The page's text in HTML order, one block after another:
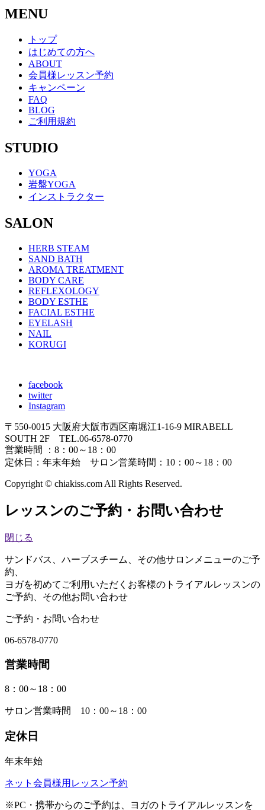
MENU
トップ
はじめての方へ
ABOUT
会員様レッスン予約
キャンペーン
FAQ
BLOG
ご利用規約
STUDIO
YOGA
岩盤YOGA
インストラクター
SALON
HERB STEAM
SAND BATH
AROMA TREATMENT
BODY CARE
REFLEXOLOGY
BODY ESTHE
FACIAL ESTHE
EYELASH
NAIL
KORUGI
facebook
twitter
Instagram
〒550-0015 大阪府大阪市西区南堀江1-16-9 MIRABELL
SOUTH 2F TEL.06-6578-0770
営業時間 ：8：00～18：00
定休日：年末年始 サロン営業時間：10：00～18：00
Copyright © chiakiss.com All Rights Reserved.
レッスンのご予約・お問い合わせ
閉じる
サンドバス、ハーブスチーム、その他サロンメニューのご予
約、
ヨガを初めてご利用いただくお客様のトライアルレッスンの
ご予約、その他お問い合わせ
ご予約・お問い合わせ
06-6578-0770
営業時間
8：00～18：00
サロン営業時間 10：00～18：00
定休日
年末年始
ネット会員様用レッスン予約
※PC・携帯からのご予約は、ヨガのトライアルレッスンを